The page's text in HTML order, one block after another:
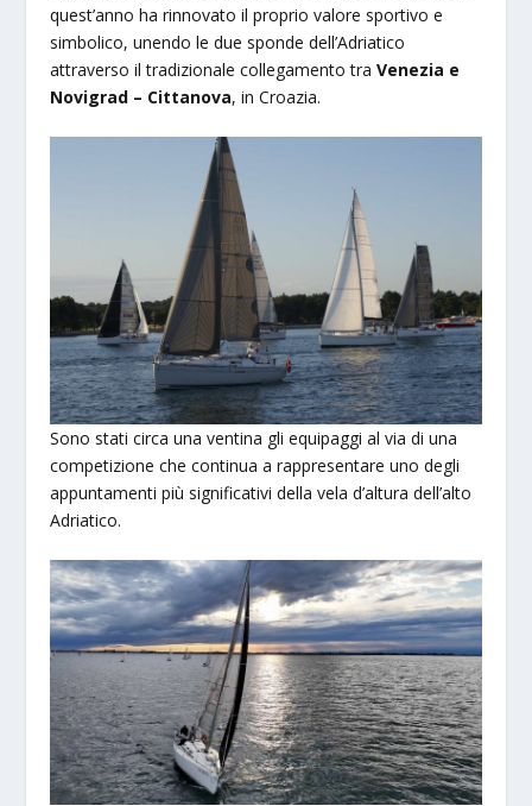
quest’anno ha rinnovato il proprio valore sportivo e
simbolico, unendo le due sponde dell’Adriatico
attraverso il tradizionale collegamento traVenezia e
Novigrad – Cittanova, in Croazia.
Sono stati circa una ventina gli equipaggi al via di una
competizione che continua a rappresentare uno degli
appuntamenti più significativi della vela d’altura dell’alto
Adriatico.